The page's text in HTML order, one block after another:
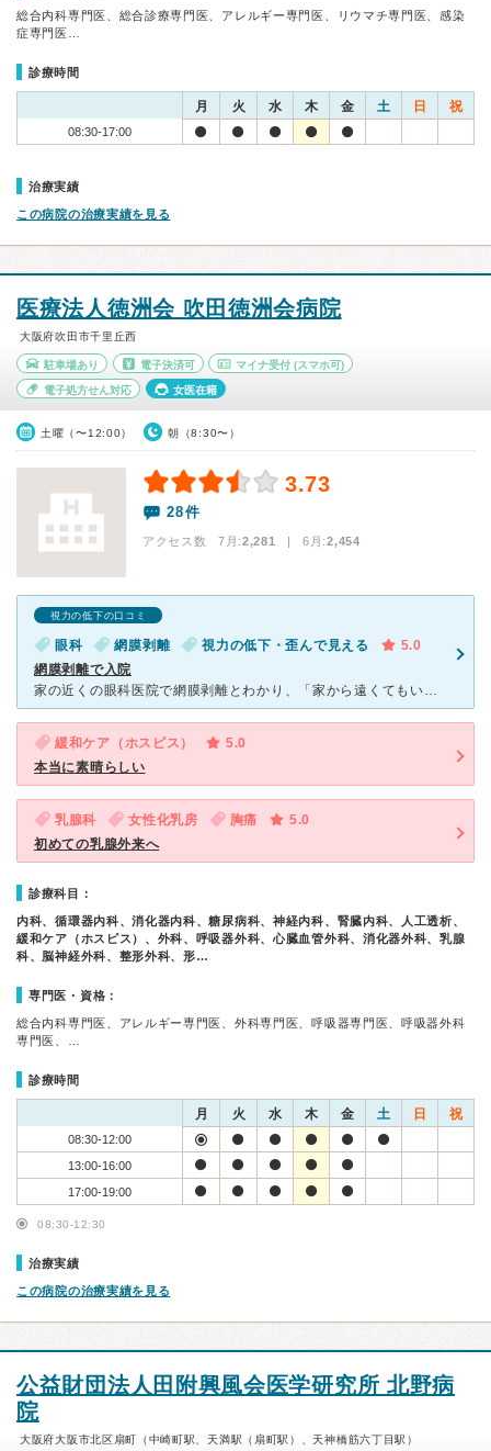
総合内科専門医、総合診療専門医、アレルギー専門医、リウマチ専門医、感染
症専門医…
診療時間
月 火 水 木 金 土 日 祝
08:30-17:00
治療実績
この病院の治療実績を見る
医療法人徳洲会 吹田徳洲会病院
大阪府吹田市千里丘西
駐車場あり 電子決済可 マイナ受付 (スマホ可)
電子処方せん対応 女医在籍
土曜（〜12:00） 朝（8:30〜）
3.73
28件
アクセス数 7月:2,281 | 6月:2,454
視力の低下の口コミ
眼科 網膜剥離 視力の低下・歪んで見える
5.0
網膜剥離で入院
家の近くの眼科医院で網膜剥離とわかり、「家から遠くてもいいので、できるだけ、いい先生のいる病院を紹介してほしい」とお願いしたところ、紹介されたのがこちらの病院でした。 こちらの病院で診察、執刀を
緩和ケア（ホスピス）
5.0
本当に素晴らしい
乳腺科 女性化乳房 胸痛
5.0
初めての乳腺外来へ
診療科目：
内科、循環器内科、消化器内科、糖尿病科、神経内科、腎臓内科、人工透析、
緩和ケア（ホスピス）、外科、呼吸器外科、心臓血管外科、消化器外科、乳腺
科、脳神経外科、整形外科、形…
専門医・資格：
総合内科専門医、アレルギー専門医、外科専門医、呼吸器専門医、呼吸器外科
専門医、…
診療時間
月 火 水 木 金 土 日 祝
08:30-12:00
13:00-16:00
17:00-19:00
08:30-12:30
治療実績
この病院の治療実績を見る
公益財団法人田附興風会医学研究所 北野病
院
大阪府大阪市北区扇町（中崎町駅、天満駅（扇町駅）、天神橋筋六丁目駅）